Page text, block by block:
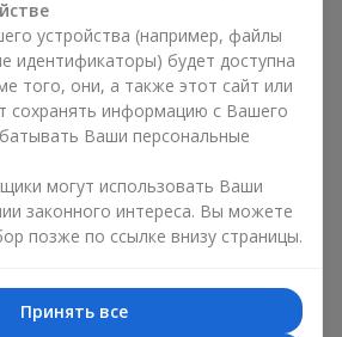
и вкус в одном
подарке
— это современное сочетание
эстетики. Эксклюзивный
значимость события —дня
иликорпоратива.
с тортом живые растения
акцент. Такой десерт с
цветов отлично смотрится и на
устройства (например, файлы
идентификаторы) будет доступна
того, они, а также этот сайт или
сохранять информацию с Вашего
Ваши персональные
могут использовать Ваши
законного интереса. Вы можете
позже по ссылке внизу страницы.
Принять все